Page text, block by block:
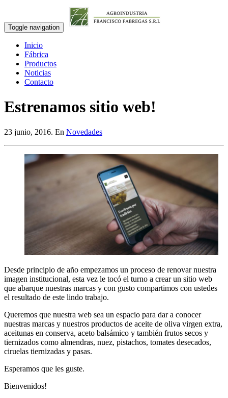
Toggle navigation
Inicio
Fábrica
Productos
Noticias
Contacto
Estrenamos sitio web!
23 junio, 2016. En Novedades
Desde principio de año empezamos un proceso de renovar nuestra
imagen institucional, esta vez le tocó el turno a crear un sitio web
que abarque nuestras marcas y con gusto compartimos con ustedes
el resultado de este lindo trabajo.
Queremos que nuestra web sea un espacio para dar a conocer
nuestras marcas y nuestros productos de aceite de oliva virgen extra,
aceitunas en conserva, aceto balsámico y también frutos secos y
tiernizados como almendras, nuez, pistachos, tomates desecados,
ciruelas tiernizadas y pasas.
Esperamos que les guste.
Bienvenidos!